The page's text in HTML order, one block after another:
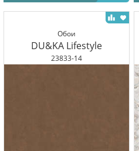
Обои
DU&KA Lifestyle
23833-14